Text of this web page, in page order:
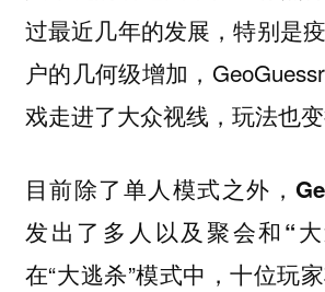
过最近几年的发展，特别是
户的几何级增加，
戏走进了大众视线，玩法也变
目前除了单人模式之外，
发出了多人以及聚会和“大
在“大逃杀”模式中，十位玩